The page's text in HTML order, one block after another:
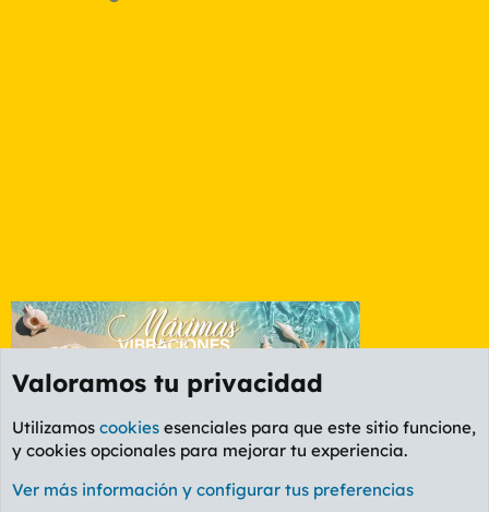
Valencia
Cookies
PL OLDSTYLE AMARILLO
Valoramos tu privacidad
Utilizamos cookies esenciales para que este sitio funcione,
y cookies opcionales para mejorar tu experiencia.
Ver más información y configurar tus preferencias